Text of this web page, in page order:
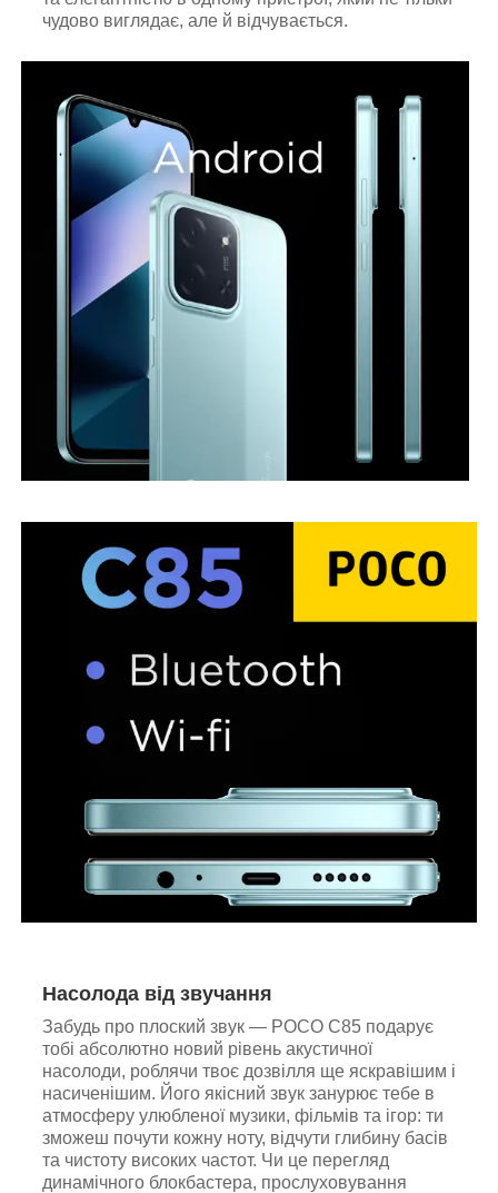
чудово виглядає, але й відчувається.
Насолода від звучання
Забудь про плоский звук — POCO C85 подарує
тобі абсолютно новий рівень акустичної
насолоди, роблячи твоє дозвілля ще яскравішим і
насиченішим. Його якісний звук занурює тебе в
атмосферу улюбленої музики, фільмів та ігор: ти
зможеш почути кожну ноту, відчути глибину басів
та чистоту високих частот. Чи це перегляд
динамічного блокбастера, прослуховування